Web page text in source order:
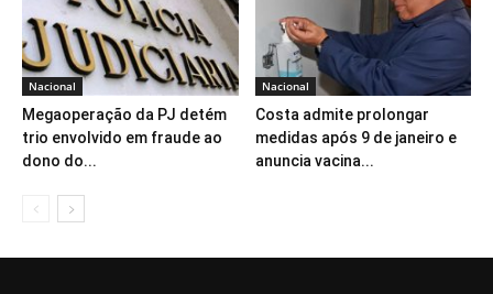
Nacional
Megaoperação da PJ detém
trio envolvido em fraude ao
dono do...
Nacional
Costa admite prolongar
medidas após 9 de janeiro e
anuncia vacina...